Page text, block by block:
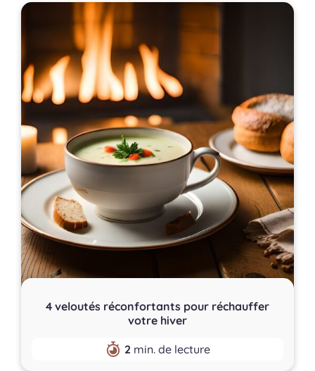
4 veloutés réconfortants pour réchauffer
votre hiver
2 min. de lecture